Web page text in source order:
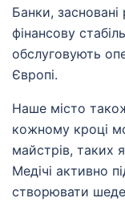
Банки,
фінансову
обслуговують
Європі.
Наше місто
кожному кроці
майстрів, таких
Медічі активно
створювати